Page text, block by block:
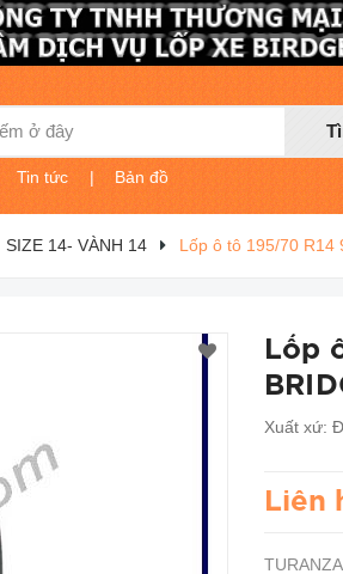
Tin tức | Bản đồ
SIZE 14- VÀNH 14 Lốp ô tô 195/70 R14
Lốp
Xuất xứ:
Liên